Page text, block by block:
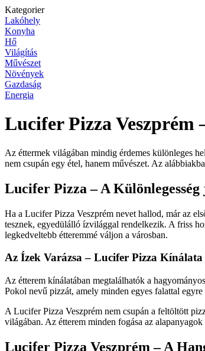
Kategorier
Lakóhely
Konyha
Hő
Világítás
Művészet
Növények
Gazdaság
Energia
Lucifer Pizza Veszprém
Az éttermek világában mindig érdemes különleges
nem csupán egy étel, hanem művészet. Az
Lucifer Pizza – A Különlegesség
Ha a Lucifer Pizza Veszprém nevet hallod, már az
tesznek, egyedülálló ízvilággal rendelkezik. A friss
legkedveltebb étteremmé váljon a városban.
Az Ízek Varázsa – Lucifer Pizza Kínálata
Az étterem kínálatában megtalálhatók a
Pokol nevű pizzát, amely minden egyes falattal
A Lucifer Pizza Veszprém nem csupán a feltöltött
világában. Az étterem minden fogása az
Lucifer Pizza Veszprém – A